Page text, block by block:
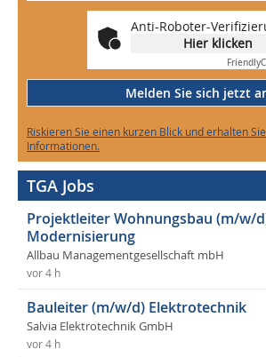
Anti-Roboter-
Hier klicken
Friendly
Melden Sie sich jetzt
Riskieren Sie einen kurzen Blick und erhalten
Informationen.
TGA Jobs
Projektleiter Wohnungsbau (m/w/
Modernisierung
Allbau Managementgesellschaft mbH
vor 4 h
Bauleiter (m/w/d) Elektrotechnik
Salvia Elektrotechnik GmbH
vor 4 h